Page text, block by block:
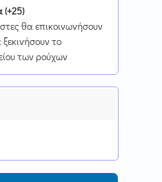
θα επικοινωνήσουν
το
των ρούχων